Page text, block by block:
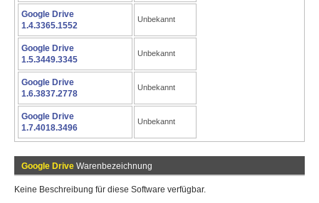
Google Drive
1.4.3365.1552
Unbekannt
Google Drive
1.5.3449.3345
Unbekannt
Google Drive
1.6.3837.2778
Unbekannt
Google Drive
1.7.4018.3496
Unbekannt
Google Drive Warenbezeichnung
Keine Beschreibung für diese Software verfügbar.